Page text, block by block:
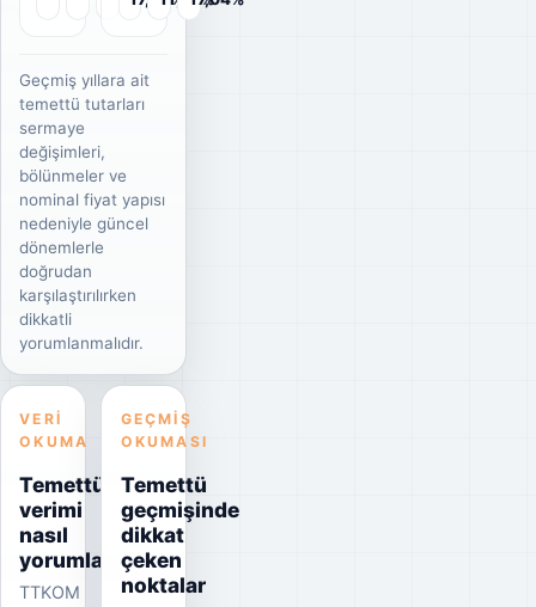
Geçmiş yıllara ait
temettü tutarları
sermaye
değişimleri,
bölünmeler ve
nominal fiyat yapısı
nedeniyle güncel
dönemlerle
doğrudan
karşılaştırılırken
dikkatli
yorumlanmalıdır.
VERI
OKUMA
Temettü
verimi
nasıl
yorumlanmalı?
TTKOM
GEÇMIŞ
OKUMASI
Temettü
geçmişinde
dikkat
çeken
noktalar